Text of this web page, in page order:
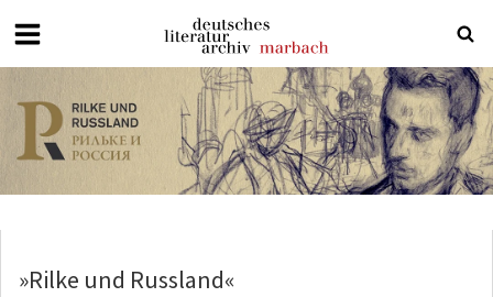
Deutsches
Literaturarchiv
Marbach
»Rilke und Russland«